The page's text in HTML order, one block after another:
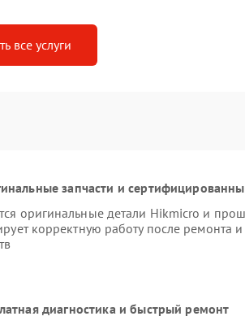
все услуги
запчасти и
оригинальные детали Hikmicro и
корректную работу после ремонта
диагностика и быстрый ремонт